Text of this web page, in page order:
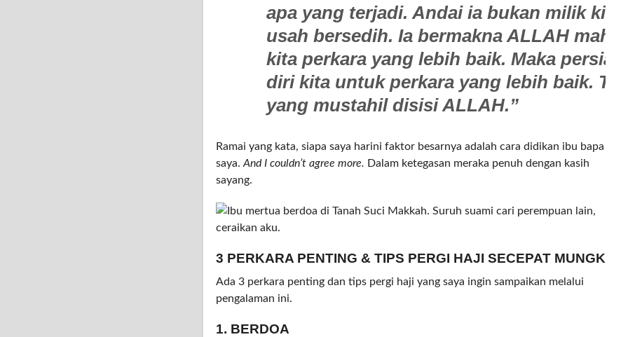
apa yang terjadi. Andai ia bukan milik kita,
usah bersedih. Ia bermakna ALLAH mahu
kita perkara yang lebih baik. Maka
diri kita untuk perkara yang lebih baik.
yang mustahil disisi ALLAH.”
Ramai yang kata, siapa saya harini faktor besarnya adalah cara didikan ibu bapa
saya. And I couldn’t agree more. Dalam ketegasan meraka penuh dengan kasih
sayang.
3 PERKARA PENTING & TIPS PERGI HAJI SECEPAT MUNGKIN
Ada 3 perkara penting dan tips pergi haji yang saya ingin sampaikan melalui
pengalaman ini.
1. BERDOA